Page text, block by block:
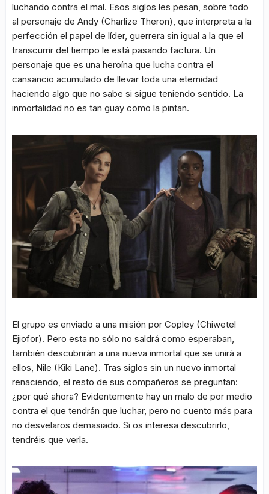
luchando contra el mal. Esos siglos les pesan, sobre todo
al personaje de Andy (Charlize Theron), que interpreta a la
perfección el papel de líder, guerrera sin igual a la que el
transcurrir del tiempo le está pasando factura. Un
personaje que es una heroína que lucha contra el
cansancio acumulado de llevar toda una eternidad
haciendo algo que no sabe si sigue teniendo sentido. La
inmortalidad no es tan guay como la pintan.
El grupo es enviado a una misión por Copley (Chiwetel
Ejiofor). Pero esta no sólo no saldrá como esperaban,
también descubrirán a una nueva inmortal que se unirá a
ellos, Nile (Kiki Lane). Tras siglos sin un nuevo inmortal
renaciendo, el resto de sus compañeros se preguntan:
¿por qué ahora? Evidentemente hay un malo de por medio
contra el que tendrán que luchar, pero no cuento más para
no desvelaros demasiado. Si os interesa descubrirlo,
tendréis que verla.